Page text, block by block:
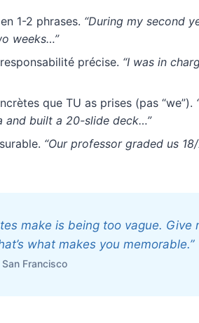
1-2 phrases. “During my second
weeks…”
précise. “I was in
que TU as prises (pas “we”).
and built a 20-slide deck…”
“Our professor graded us
make is being too vague. Give
what makes you memorable.”
Francisco